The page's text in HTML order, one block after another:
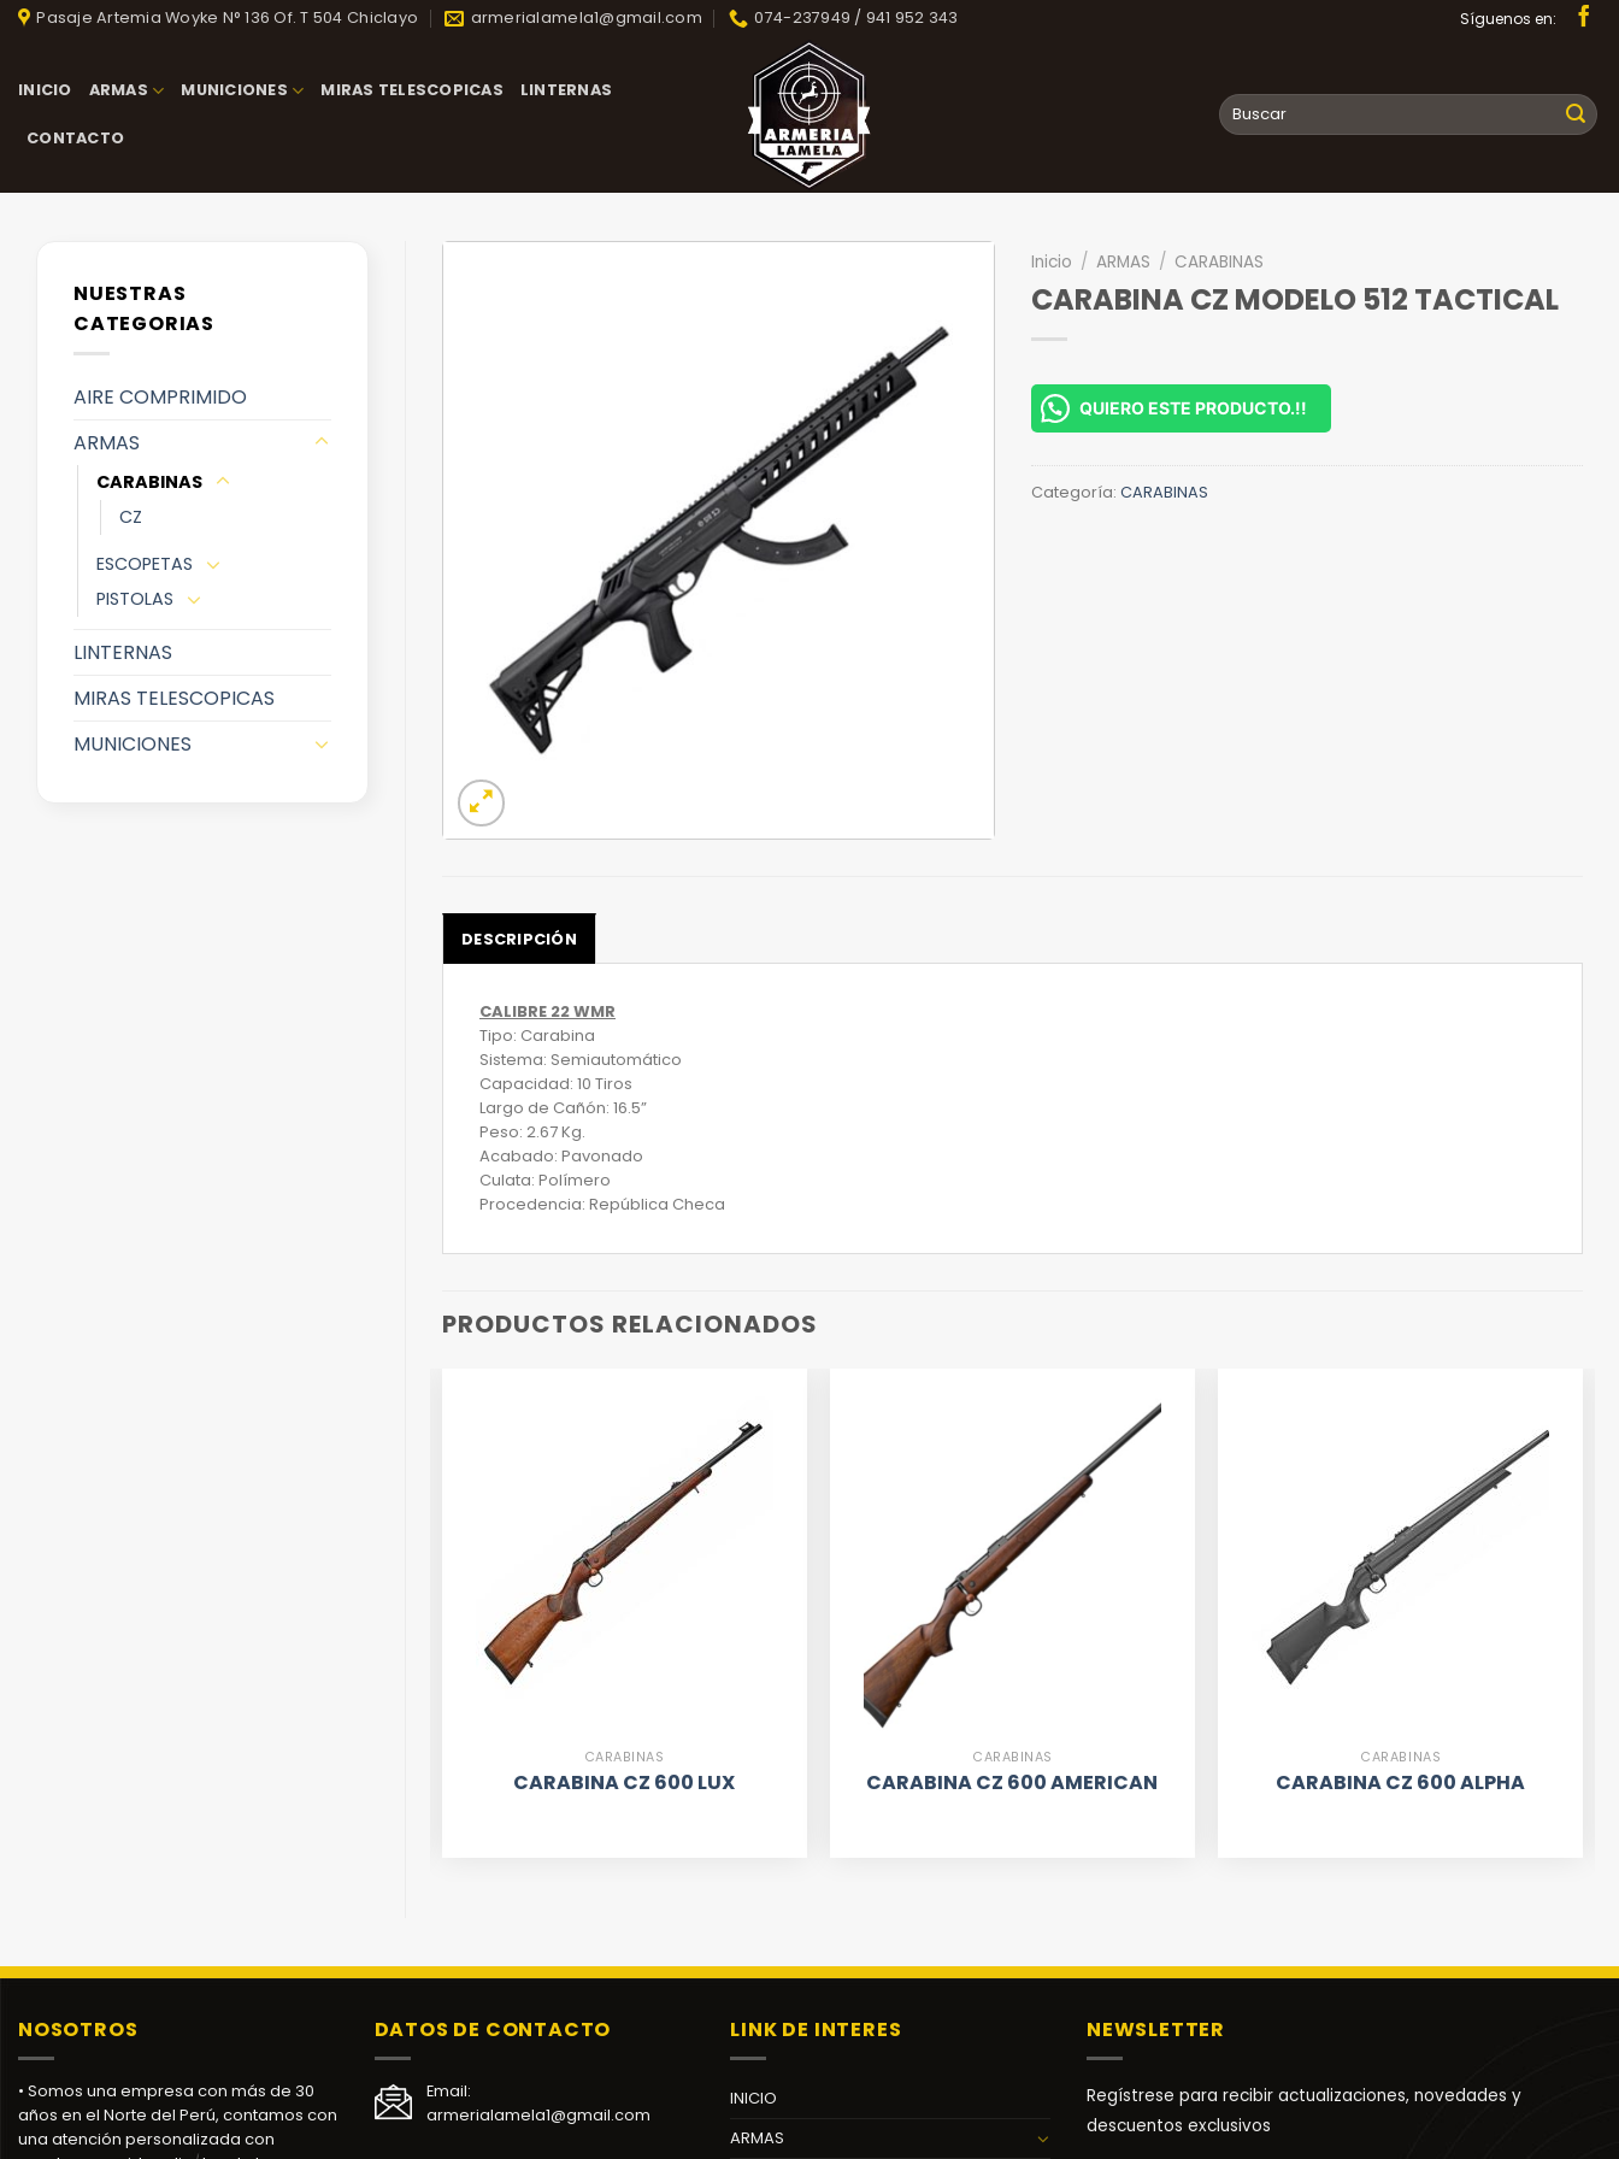
SkipPasaje Artemia Woyke N° 136 Of. T 504 Chiclayo armerialamela1@gmail.com 074-237949 / 941 952 343 Síguenos en:
INICIO ARMAS MUNICIONES MIRAS TELESCOPICAS LINTERNAS
CONTACTO
Buscar
por:
NUESTRAS
CATEGORIAS
AIRE COMPRIMIDO
ARMAS
CARABINAS
CZ
ESCOPETAS
PISTOLAS
LINTERNAS
MIRAS TELESCOPICAS
MUNICIONES
Inicio / ARMAS / CARABINAS
CARABINA CZ MODELO 512 TACTICAL
QUIERO ESTE PRODUCTO.!!
Categoría: CARABINAS
DESCRIPCIÓN
CALIBRE 22 WMR
Tipo: Carabina
Sistema: Semiautomático
Capacidad: 10 Tiros
Largo de Cañón: 16.5”
Peso: 2.67 Kg.
Acabado: Pavonado
Culata: Polímero
Procedencia: República Checa
PRODUCTOS RELACIONADOS
CARABINAS
CARABINA CZ 600 LUX
CARABINAS
CARABINA CZ 600 AMERICAN
CARABINAS
CARABINA CZ 600 ALPHA
NOSOTROS
• Somos una empresa con más de 30
años en el Norte del Perú, contamos con
una atención personalizada con
DATOS DE CONTACTO
Email:
armerialamela1@gmail.com
LINK DE INTERES
INICIO
ARMAS
NEWSLETTER
Regístrese para recibir actualizaciones, novedades y
descuentos exclusivos